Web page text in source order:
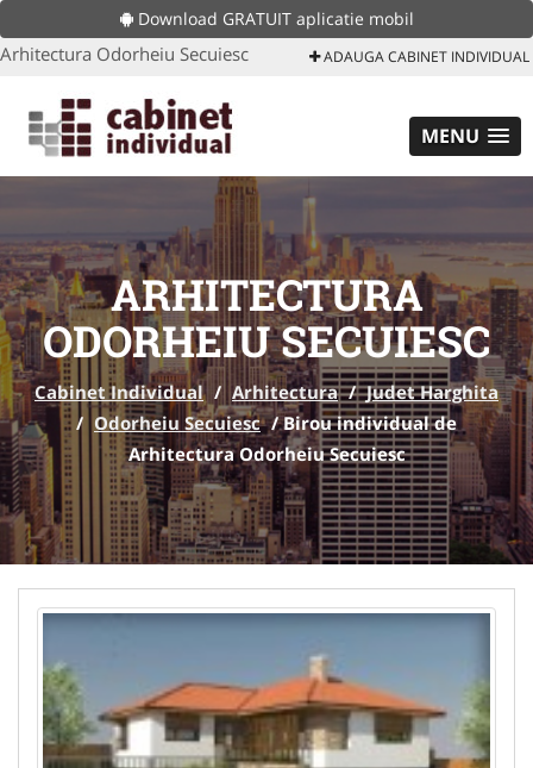
Download GRATUIT aplicatie mobil
Arhitectura Odorheiu Secuiesc ADAUGA CABINET INDIVIDUAL
MENU
ARHITECTURA
ODORHEIU SECUIESC
Cabinet Individual / Arhitectura / Judet Harghita
/ Odorheiu Secuiesc /Birou individual de
Arhitectura Odorheiu Secuiesc